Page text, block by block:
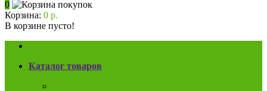
0
Корзина: 0 р.
В корзине пусто!
Каталог товаров